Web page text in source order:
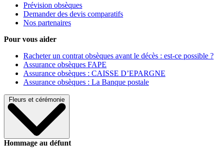
Prévision obsèques
Demander des devis comparatifs
Nos partenaires
Pour vous aider
Racheter un contrat obsèques avant le décès : est-ce possible ?
Assurance obsèques FAPE
Assurance obsèques : CAISSE D’EPARGNE
Assurance obsèques : La Banque postale
Fleurs et cérémonie
Hommage au défunt